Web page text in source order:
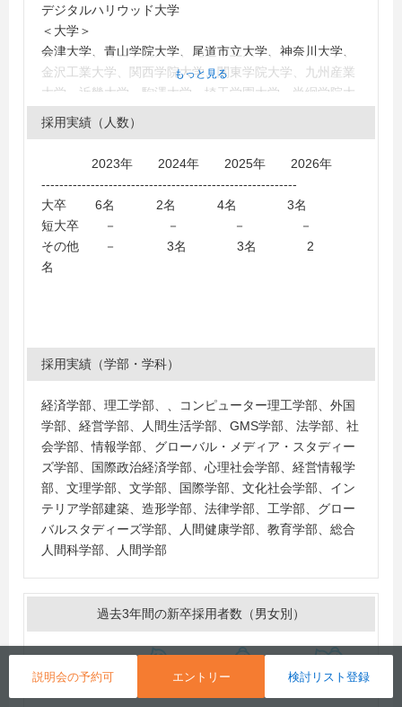
説明会の予約可 エントリー 検討リスト登録
デジタルハリウッド大学
＜大学＞
会津大学、青山学院大学、尾道市立大学、神奈川大学、
金沢工業大学、関西学院大学、関東学院大学、九州産業
大学、近畿大学、駒澤大学、埼玉学園大学、尚絅学院大
学、城西国際大学、専修大学、多摩大学、千葉工業大
学、中央大学、デジタルハリウッド大学、東海大学、東
山梨学院大学、立命館大学、流通経済大学（茨城）、麗
澤大学、早稲田大学、龍谷大学、神奈川工科大学
＜短大・高専・専門学校＞
青山製図専門学校、大原ビジネス公務員専門学校池袋
もっと見る
採用実績（人数）
2023年 2024年 2025年 2026年
---------------------------------------------------------
大卒 6名 2名 4名 3名
短大卒 － － － －
その他 － 3名 3名 2
名
採用実績（学部・学科）
経済学部、理工学部、、コンピューター理工学部、外国
学部、経営学部、人間生活学部、GMS学部、法学部、社
会学部、情報学部、グローバル・メディア・スタディー
ズ学部、国際政治経済学部、心理社会学部、経営情報学
部、文理学部、文学部、国際学部、文化社会学部、イン
テリア学部建築、造形学部、法律学部、工学部、グロー
バルスタディーズ学部、人間健康学部、教育学部、総合
人間科学部、人間学部
過去3年間の新卒採用者数（男女別）